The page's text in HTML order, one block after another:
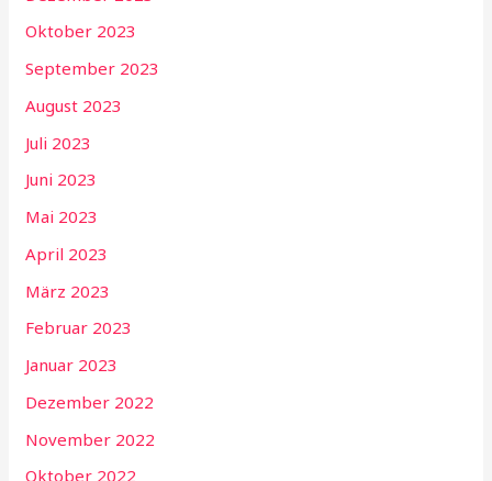
Oktober 2023
September 2023
August 2023
Juli 2023
Juni 2023
Mai 2023
April 2023
März 2023
Februar 2023
Januar 2023
Dezember 2022
November 2022
Oktober 2022